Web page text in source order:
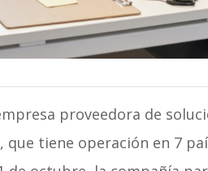
proveedora de
que tiene operación en 7